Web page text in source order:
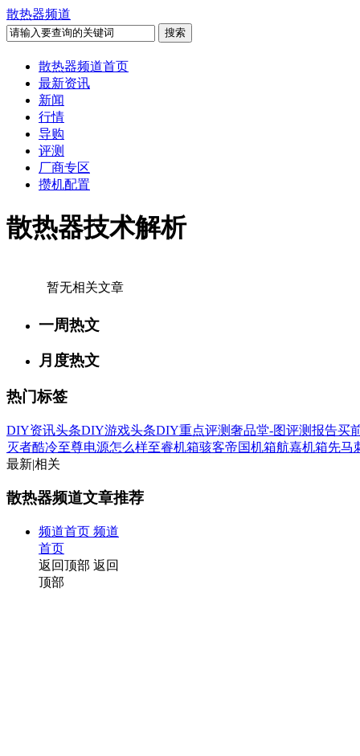
散热器频道
散热器频道首页
最新资讯
新闻
行情
导购
评测
厂商专区
攒机配置
散热器技术解析
暂无相关文章
一周热文
月度热文
热门标签
DIY资讯头条DIY游戏头条DIY重点评测奢品堂-图评测报告买
灭者酷冷至尊电源怎么样至睿机箱骇客帝国机箱航嘉机箱先马
最新|相关
散热器频道文章推荐
频道首页 频道
首页
返回顶部 返回
顶部